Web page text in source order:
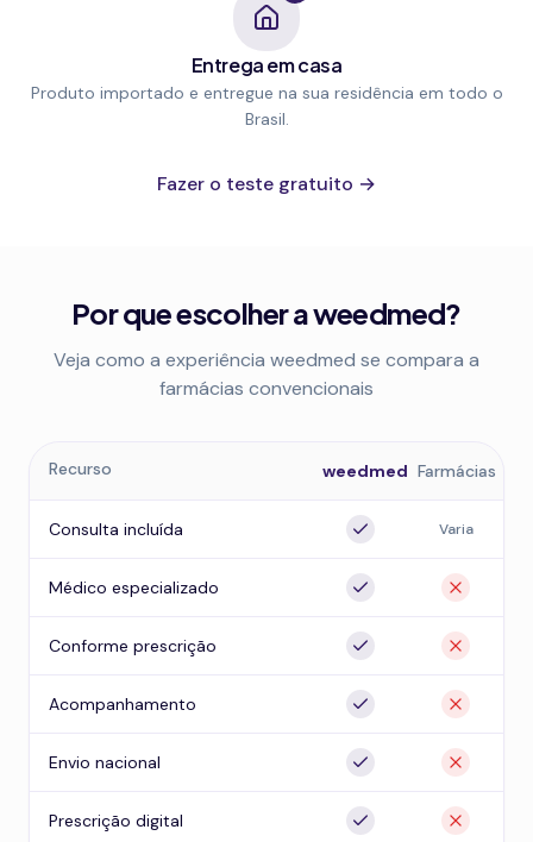
Entrega em casa
Produto importado e entregue na sua residência em todo o
Brasil.
Fazer o teste gratuito →
Por que escolher a weedmed?
Veja como a experiência weedmed se compara a
farmácias convencionais
Recurso weedmed Farmácias
Consulta incluída Varia
Médico especializado
Conforme prescrição
Acompanhamento
Envio nacional
Prescrição digital